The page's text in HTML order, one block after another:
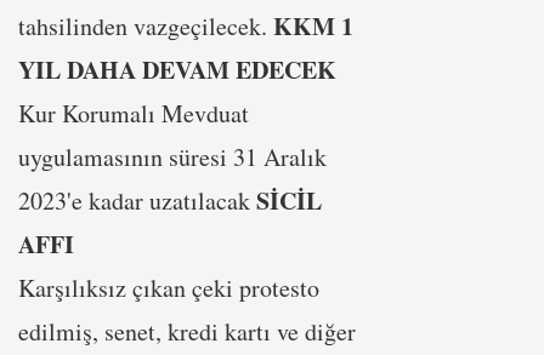
tahsilinden vazgeçilecek. KKM 1
YIL DAHA DEVAM EDECEK
Kur Korumalı Mevduat
uygulamasının süresi 31 Aralık
2023'e kadar uzatılacakSİCİL
AFFI
Karşılıksız çıkan çeki protesto
edilmiş, senet, kredi kartı ve diğer